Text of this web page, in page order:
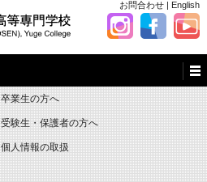
お問合わせ | English
卒業生の方へ
受験生・保護者の方へ
個人情報の取扱